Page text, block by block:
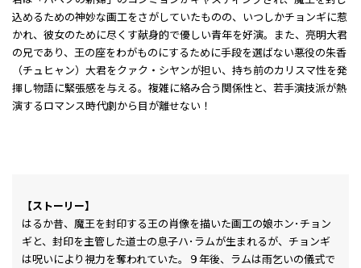
込めるための神妙な画工をさがしていたものの、いつしかチョンギに惹
かれ、彼女のために尽くす献身的で優しい青年を好演。また、亮明大君
の兄であり、王の座をわがものにするために手段を選ばない悪役の朱香
（チュヒャン）大君をクァク・シヤンが担い、持ち前のカリスマ性を発
揮し物語に緊張感を与える。複雑に絡み合う関係性と、若手演技派が熱
演するロマンス時代劇から目が離せない！
【ストーリー】
はるか昔、魔王を封印する王の肖像を描いた画工の娘ホン･チョン
ギと、封印を主管した道士の息子ハ･ラムが生まれるが、チョンギ
は呪いにより視力を奪われていた。９年後、ラムは雨乞いの儀式で